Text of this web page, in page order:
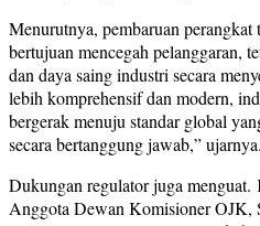
Menurutnya, pembaruan
bertujuan mencegah pelanggaran,
dan daya saing industri secara
lebih komprehensif dan modern,
bergerak menuju standar global
secara bertanggung jawab,” ujarnya.
Dukungan regulator juga
Anggota Dewan Komisioner OJK,